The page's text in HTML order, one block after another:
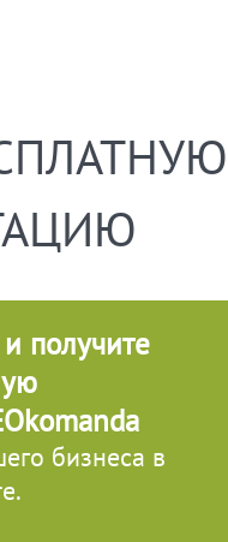
получите
бизнеса в